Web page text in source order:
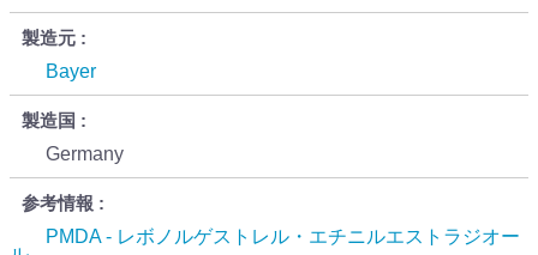
製造元
Bayer
製造国
Germany
参考情報
PMDA - レボノルゲストレル・エチニルエストラジオー